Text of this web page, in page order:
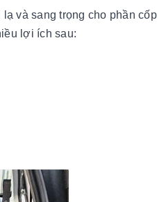
và sang trọng cho phần
lợi ích sau: